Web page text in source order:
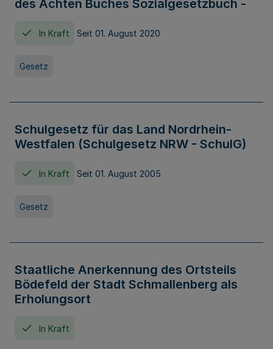
des Achten Buches Sozialgesetzbuch -
In Kraft Seit 01. August 2020
Gesetz
Schulgesetz für das Land Nordrhein-
Westfalen (Schulgesetz NRW - SchulG)
In Kraft Seit 01. August 2005
Gesetz
Staatliche Anerkennung des Ortsteils
Bödefeld der Stadt Schmallenberg als
Erholungsort
In Kraft